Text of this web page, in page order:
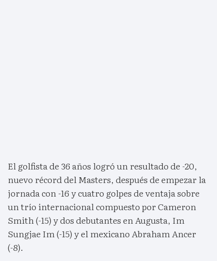
El golfista de 36 años logró un resultado de -20,
nuevo récord del Masters, después de empezar la
jornada con -16 y cuatro golpes de ventaja sobre
un trío internacional compuesto por Cameron
Smith (-15) y dos debutantes en Augusta, Im
Sungjae Im (-15) y el mexicano Abraham Ancer
(-8).